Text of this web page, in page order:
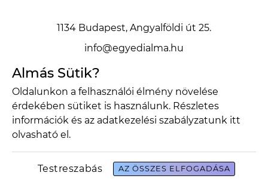
1134 Budapest, Angyalföldi út 25.
info@egyedialma.hu
1134 Budapest, Angyalföldi út 25.
info@egyedialma.hu
Adatkezelési szabályzat
Copyright 2026 Egyedialma Design by BrandBar
Almás Sütik?
Oldalunkon a felhasználói élmény növelése
érdekében sütiket is használunk. Részletes
információk és az adatkezelési szabályzatunk itt
olvasható el.
Testreszabás AZ ÖSSZES ELFOGADÁSA